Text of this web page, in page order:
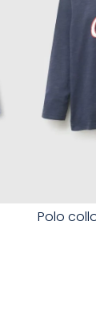
Talla
Elige una
Polo